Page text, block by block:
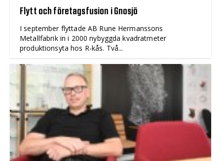
Flytt och företagsfusion i Gnosjö
I september flyttade AB Rune Hermanssons
Metallfabrik in i 2000 nybyggda kvadratmeter
produktionsyta hos R-kås. Två...